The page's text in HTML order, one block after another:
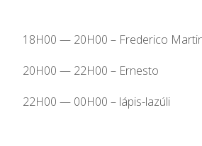
18H00 — 20H00 – Frederico
20H00 — 22H00 – Ernesto
22H00 — 00H00 – lápis-lazúli